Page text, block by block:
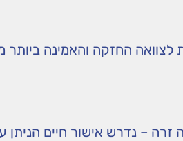
לצוואה החזקה והאמינה
נדרש אישור חיים הניתן על